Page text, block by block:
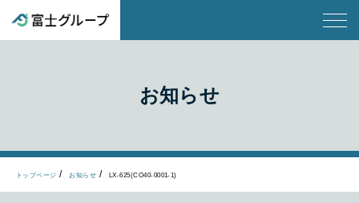
お知らせ
トップページ お知らせ LX-625(CO40-0001-1)